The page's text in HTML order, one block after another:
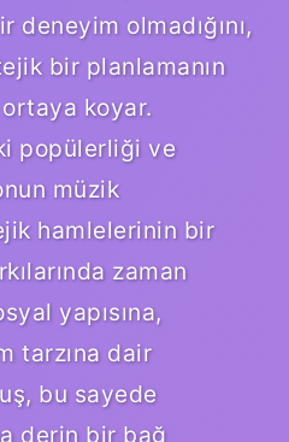
olmadığını,
bir planlamanın
koyar.
popülerliği ve
müzik
hamlelerinin bir
zaman
yapısına,
tarzına dair
bu sayede
derin bir bağ